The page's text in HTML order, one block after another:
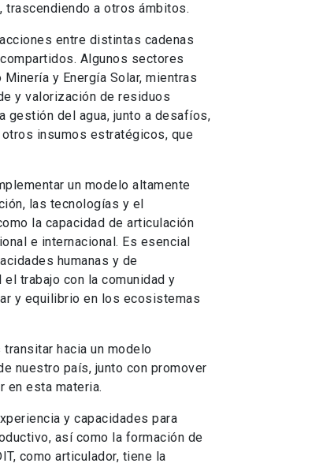
a otros ámbitos.
entre distintas cadenas
Algunos sectores
y Energía Solar, mientras
y valorización de residuos
gestión del agua, junto a desafíos,
insumos estratégicos, que
un modelo altamente
las tecnologías y el
la capacidad de articulación
e internacional. Es esencial
humanas y de
trabajo con la comunidad y
y equilibrio en los ecosistemas
hacia un modelo
nuestro país, junto con promover
en esta materia.
y capacidades para
así como la formación de
como articulador, tiene la